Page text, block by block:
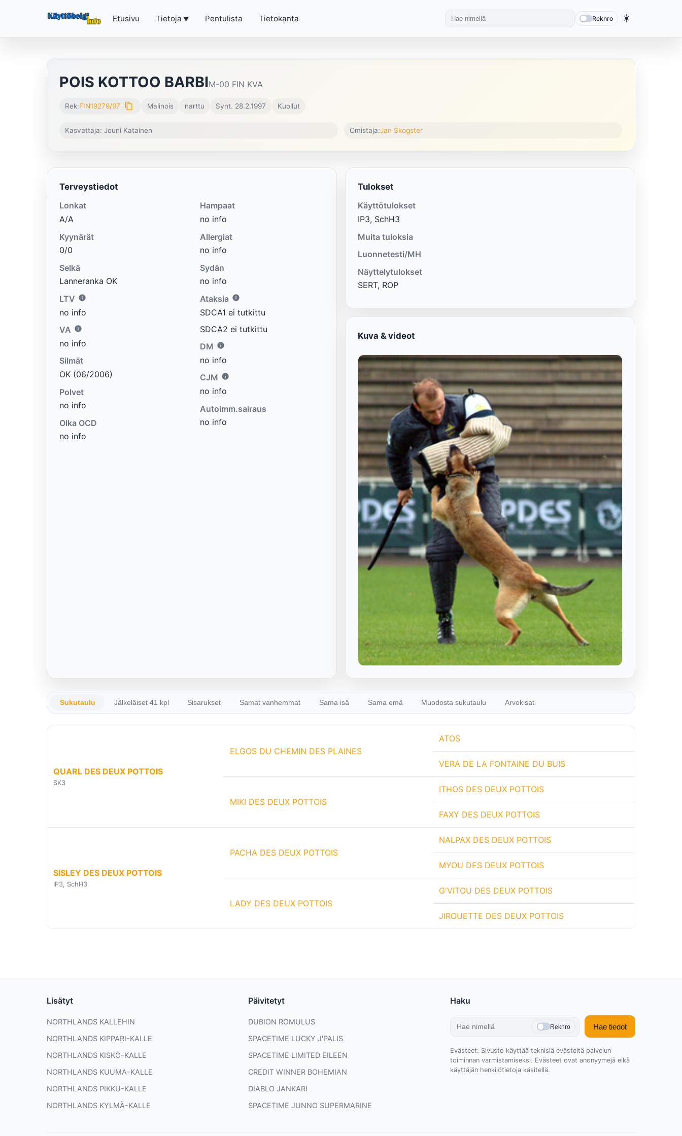
Etusivu Tietoja Pentulista Tietokanta Reknro ☀️
POIS KOTTOO BARBIM-00 FIN KVA
Rek:FIN19279/97 content_copy Malinois narttu Synt. 28.2.1997 Kuollut
Kasvattaja: Jouni Katainen Omistaja:Jan Skogster
Terveystiedot
Lonkat
A/A
Kyynärät
0/0
Selkä
Lanneranka OK
LTV
no info
VA
no info
Silmät
OK (06/2006)
Polvet
no info
Olka OCD
no info
Hampaat
no info
Allergiat
no info
Sydän
no info
Ataksia
SDCA1 ei tutkittu
SDCA2 ei tutkittu
DM
no info
CJM
no info
Autoimm.sairaus
no info
Tulokset
Käyttötulokset
IP3, SchH3
Muita tuloksia
Luonnetesti/MH
Näyttelytulokset
SERT, ROP
Kuva & videot
Sukutaulu Jälkeläiset 41 kpl Sisarukset Samat vanhemmat Sama isä Sama emä Muodosta sukutaulu Arvokisat
QUARL DES DEUX POTTOIS
SK3
ELGOS DU CHEMIN DES PLAINES
ATOS
VERA DE LA FONTAINE DU BUIS
MIKI DES DEUX POTTOIS
ITHOS DES DEUX POTTOIS
FAXY DES DEUX POTTOIS
SISLEY DES DEUX POTTOIS
IP3, SchH3
PACHA DES DEUX POTTOIS
NALPAX DES DEUX POTTOIS
MYOU DES DEUX POTTOIS
LADY DES DEUX POTTOIS
G'VITOU DES DEUX POTTOIS
JIROUETTE DES DEUX POTTOIS
Lisätyt
NORTHLANDS KALLEHIN
NORTHLANDS KIPPARI-KALLE
NORTHLANDS KISKO-KALLE
NORTHLANDS KUUMA-KALLE
NORTHLANDS PIKKU-KALLE
NORTHLANDS KYLMÄ-KALLE
Päivitetyt
DUBION ROMULUS
SPACETIME LUCKY J'PALIS
SPACETIME LIMITED EILEEN
CREDIT WINNER BOHEMIAN
DIABLO JANKARI
SPACETIME JUNNO SUPERMARINE
Haku
Reknro Hae tiedot
Evästeet: Sivusto käyttää teknisiä evästeitä palvelun
toiminnan varmistamiseksi. Evästeet ovat anonyymejä eikä
käyttäjän henkilötietoja käsitellä.